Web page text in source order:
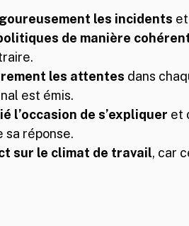
les incidents
de manière
les attentes dans
est émis.
l’occasion de s’expliquer et
sa réponse.
sur le climat de travail, car